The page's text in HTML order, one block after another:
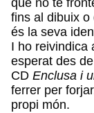
que no té
fins al dibuix
és la seva
I ho reivindica
esperat des
CD Enclusa i
ferrer per
propi món.